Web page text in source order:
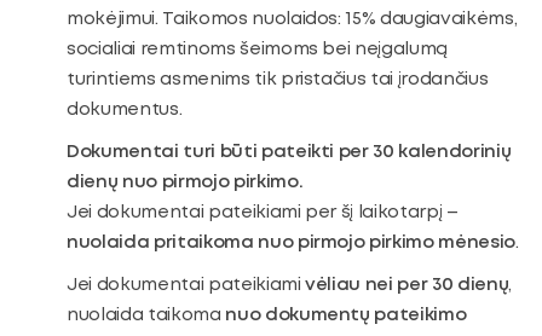
mokėjimui. Taikomos nuolaidos: 15% daugiavaikėms,
socialiai remtinoms šeimoms bei neįgalumą
turintiems asmenims tik pristačius tai įrodančius
dokumentus.
Dokumentai turi būti pateikti per 30 kalendorinių
dienų nuo pirmojo pirkimo.
Jei dokumentai pateikiami per šį laikotarpį –
nuolaida pritaikoma nuo pirmojo pirkimo mėnesio.
Jei dokumentai pateikiamivėliau nei per 30 dienų,
nuolaida taikoma nuo dokumentų pateikimo